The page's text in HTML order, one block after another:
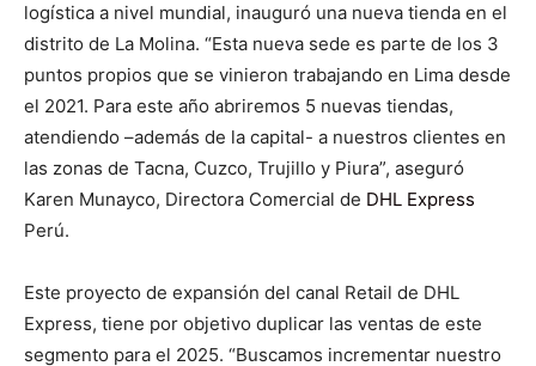
logística a nivel mundial, inauguró una nueva tienda en el
distrito de La Molina. “Esta nueva sede es parte de los 3
puntos propios que se vinieron trabajando en Lima desde
el 2021. Para este año abriremos 5 nuevas tiendas,
atendiendo –además de la capital- a nuestros clientes en
las zonas de Tacna, Cuzco, Trujillo y Piura”, aseguró
Karen Munayco, Directora Comercial de DHL Express
Perú.
Este proyecto de expansión del canal Retail de DHL
Express, tiene por objetivo duplicar las ventas de este
segmento para el 2025. “Buscamos incrementar nuestro